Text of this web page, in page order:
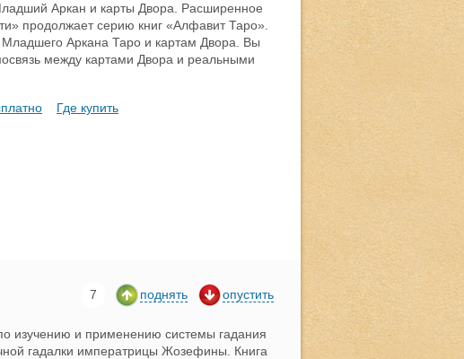
Аркан и карты Двора. Расширенное
продолжает серию книг «Алфавит Таро».
Аркана Таро и картам Двора. Вы
между картами Двора и реальными
Где купить
7 поднять опустить
изучению и применению системы гадания
гадалки императрицы Жозефины. Книга